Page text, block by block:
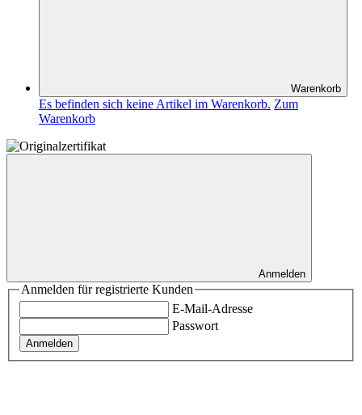
Warenkorb
Es befinden sich keine Artikel im Warenkorb. Zum
Warenkorb
Anmelden
Anmelden für registrierte Kunden
E-Mail-Adresse
Passwort
Anmelden